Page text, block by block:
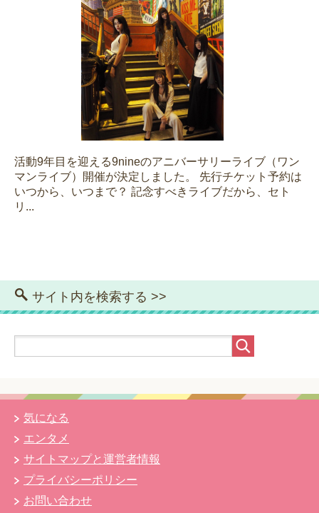
活動9年目を迎える9nineのアニバーサリーライブ（ワン
マンライブ）開催が決定しました。 先行チケット予約は
いつから、いつまで？ 記念すべきライブだから、セト
リ...
サイト内を検索する >>
気になる
エンタメ
サイトマップと運営者情報
プライバシーポリシー
お問い合わせ